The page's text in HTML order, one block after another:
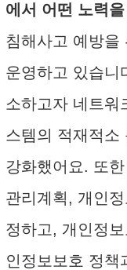
에서 어떤 노력
침해사고 예방을
운영하고 있습니
소하고자 네트워
스템의 적재적소
강화했어요. 또
관리계획, 개인
정하고, 개인정
인정보보호 정책